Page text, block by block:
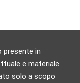
presente in
e materiale
solo a scopo